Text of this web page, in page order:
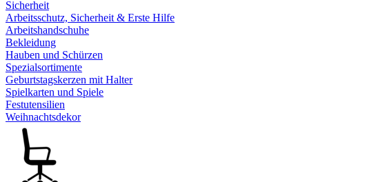
Sicherheit
Arbeitsschutz, Sicherheit & Erste Hilfe
Arbeitshandschuhe
Bekleidung
Hauben und Schürzen
Spezialsortimente
Geburtstagskerzen mit Halter
Spielkarten und Spiele
Festutensilien
Weihnachtsdekor